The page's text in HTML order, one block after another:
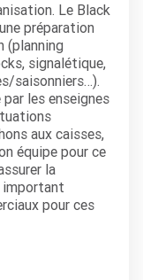
Le Black
préparation
(planning
signalétique,
saisonniers…).
les enseignes
aux caisses,
équipe pour ce
la
important
pour ces